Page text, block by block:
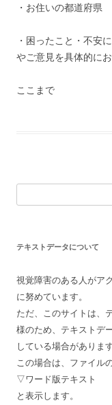
・お住いの都道府県
・困ったこと・不安
やご意見を具体的にお
ここまで
索:
テキストデータについて
視覚障害のある人がア
に努めています。
ただ、このサイトは、
様のため、テキストデ
している場合があります
この場合は、ファイル
▽ワード版テキスト
と表示します。